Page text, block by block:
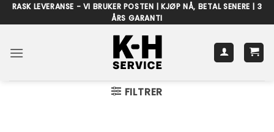
Skip
to
RASK LEVERANSE - VI BRUKER POSTEN | KJØP NÅ, BETAL SENERE | 3
ÅRS GARANTI
FILTRER